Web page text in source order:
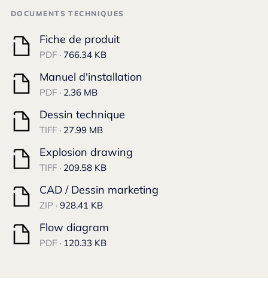
DOCUMENTS TECHNIQUES
Fiche de produit
PDF · 766.34 KB
Manuel d'installation
PDF · 2.36 MB
Dessin technique
TIFF · 27.99 MB
Explosion drawing
TIFF · 209.58 KB
CAD / Dessin marketing
ZIP · 928.41 KB
Flow diagram
PDF · 120.33 KB